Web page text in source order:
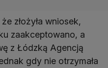
złożyła wniosek,
zaakceptowano, a
z Łódzką Agencją
gdy nie otrzymała